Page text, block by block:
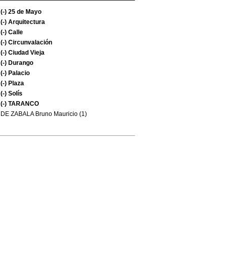
(-) 25 de Mayo
(-) Arquitectura
(-) Calle
(-) Circunvalación
(-) Ciudad Vieja
(-) Durango
(-) Palacio
(-) Plaza
(-) Solís
(-) TARANCO
DE ZABALA Bruno Mauricio (1)